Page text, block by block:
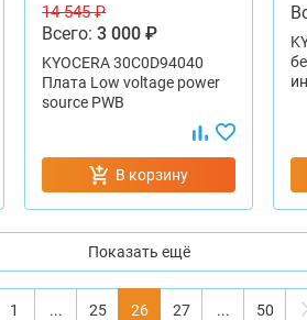
14 545 ₽
Всего:3 000 ₽
KYOCERA 30C0D94040
Плата Low voltage power
source PWB
В корзину
Показать ещё
1 ... 25 26 27 ... 50